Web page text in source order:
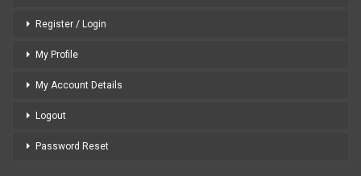
Register / Login
My Profile
My Account Details
Logout
Password Reset